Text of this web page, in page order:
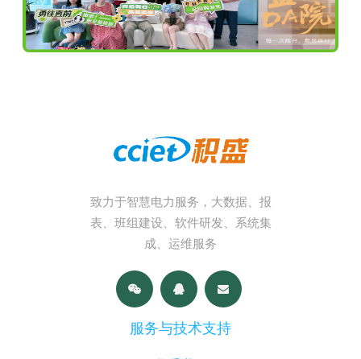
致力于智慧电力服务，大数据、报
表、班组建设、软件研发、系统集
成、运维服务
服务与技术支持